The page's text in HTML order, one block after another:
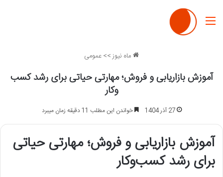
منو
ماه نیوز>>عمومی
آموزش بازاریابی و فروش؛ مهارتی حیاتی برای رشد کسب
وکار
27 آذر 1404 خواندن این مطلب 11 دقیقه زمان میبرد
آموزش بازاریابی و فروش؛ مهارتی حیاتی
برای رشد کسب‌وکار